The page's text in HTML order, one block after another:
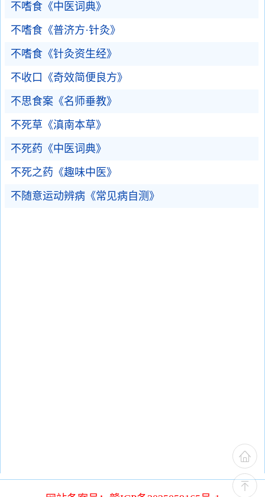
不嗜食《中医词典》
不嗜食《普济方·针灸》
不嗜食《针灸资生经》
不收口《奇效简便良方》
不思食案《名师垂教》
不死草《滇南本草》
不死药《中医词典》
不死之药《趣味中医》
不随意运动辨病《常见病自测》